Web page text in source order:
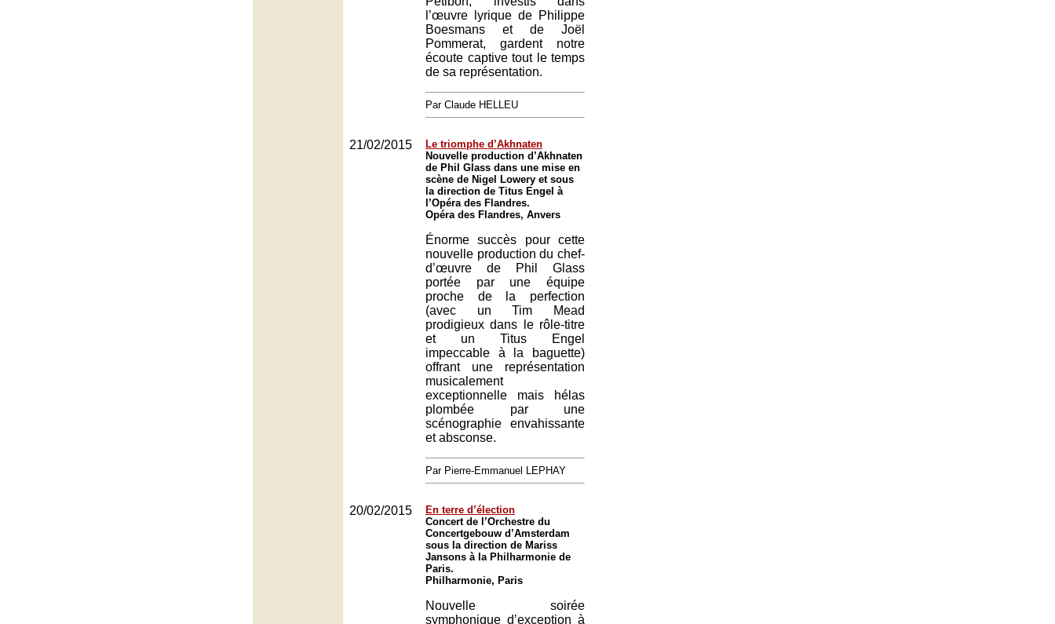
l’œuvre lyrique de Philippe
Boesmans et de Joël
Pommerat, gardent notre
écoute captive tout le temps
de sa représentation.
Par Claude HELLEU
21/02/2015
Le triomphe d’Akhnaten
Nouvelle production d’Akhnaten
de Phil Glass dans une mise en
scène de Nigel Lowery et sous
la direction de Titus Engel à
l’Opéra des Flandres.
Opéra des Flandres, Anvers
Énorme succès pour cette
nouvelle production du chef-
d’œuvre de Phil Glass
portée par une équipe
proche de la perfection
(avec un Tim Mead
prodigieux dans le rôle-titre
et un Titus Engel
impeccable à la baguette)
offrant une représentation
musicalement
exceptionnelle mais hélas
plombée par une
scénographie envahissante
et absconse.
Par Pierre-Emmanuel LEPHAY
20/02/2015
En terre d’élection
Concert de l’Orchestre du
Concertgebouw d’Amsterdam
sous la direction de Mariss
Jansons à la Philharmonie de
Paris.
Philharmonie, Paris
Nouvelle soirée
symphonique d’exception à